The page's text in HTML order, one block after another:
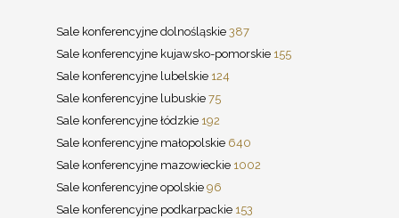
Sale konferencyjne dolnośląskie 387
Sale konferencyjne kujawsko-pomorskie 155
Sale konferencyjne lubelskie 124
Sale konferencyjne lubuskie 75
Sale konferencyjne łódzkie 192
Sale konferencyjne małopolskie 640
Sale konferencyjne mazowieckie 1002
Sale konferencyjne opolskie 96
Sale konferencyjne podkarpackie 153